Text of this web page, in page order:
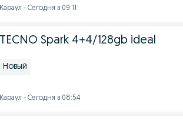
Караул - Сегодня в 09:11
TECNO Spark 4+4/128gb ideal
Новый
Караул - Сегодня в 08:54